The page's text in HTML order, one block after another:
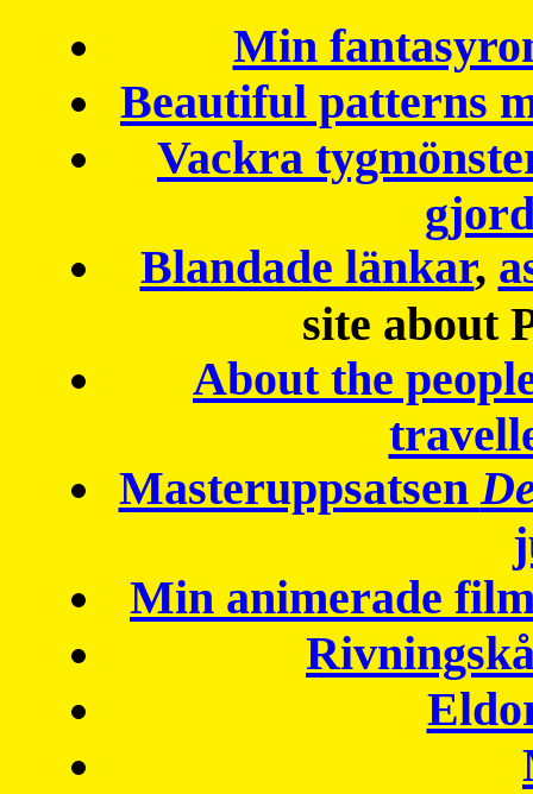
Min
Beautiful patterns
Vackra
Blandade länkar,
site about
About the
Masteruppsatsen
Min animerade